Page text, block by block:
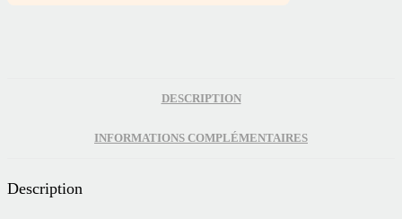
DESCRIPTION
INFORMATIONS COMPLÉMENTAIRES
Description